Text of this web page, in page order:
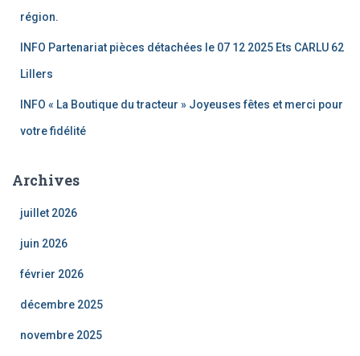
région.
INFO Partenariat pièces détachées le 07 12 2025 Ets CARLU 62
Lillers
INFO « La Boutique du tracteur » Joyeuses fêtes et merci pour
votre fidélité
Archives
juillet 2026
juin 2026
février 2026
décembre 2025
novembre 2025